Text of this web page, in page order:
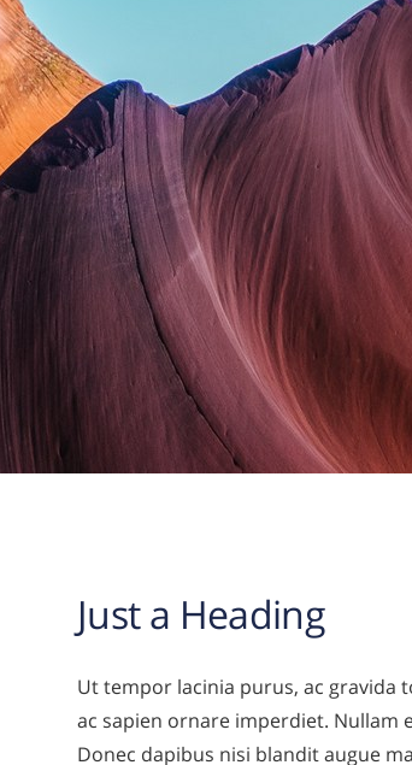
Just a Heading
Ut tempor lacinia purus, ac gravida
ac sapien ornare imperdiet. Nullam
Donec dapibus nisi blandit augue